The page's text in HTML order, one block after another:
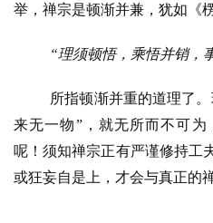
僧
乐
菩
提
举，禅宗是顿渐并兼，犹如《
“理须顿悟，乘悟并销，
所指顿渐并重的道理了
来无一物”，就无所而不可
呢！须知禅宗正有严谨修持工
或狂妄自是上，才会与真正的